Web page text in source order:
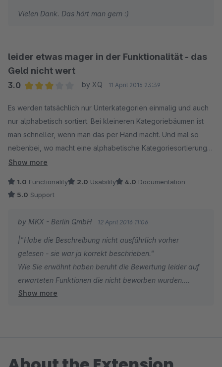
Vielen Dank. Das hört man gern :)
leider etwas mager in der Funktionalität - das
Geld nicht wert
3.0
by XQ 11 April 2016 23:39
Es werden tatsächlich nur Unterkategorien einmalig und auch
nur alphabetisch sortiert. Bei kleineren Kategoriebäumen ist
man schneller, wenn man das per Hand macht. Und mal so
nebenbei, wo macht eine alphabetische Kategoriesortierung
Sinn?
Ich hatte mir erhofft, dass auch die Artikel der Kategorie mit
sortiert werden. Und ich hätte gedacht, dass man
"Erscheinungsdaten, Beliebtheit,..." ähnlich
http://store.shopware.com/mkx2855569985429/standard-
sortierung-fuer-kategorielisten.html nur halt kategorieweise
vornehmen kann. Dem ist hier nicht so. Habe die Beschreibung
nicht ausführlich vorher gelesen - sie war ja korrekt
beschrieben.
Show more
1.0 Functionality 2.0 Usability 4.0 Documentation
5.0 Support
by MKX - Berlin GmbH 12 April 2016 11:06
|"Habe die Beschreibung nicht ausführlich vorher
gelesen - sie war ja korrekt beschrieben."
Wie Sie erwähnt haben beruht die Bewertung leider auf
erwarteten Funktionen die nicht beworben wurden.
Dessen ungeachtet freuen wir uns über die Anregung zur
Show more